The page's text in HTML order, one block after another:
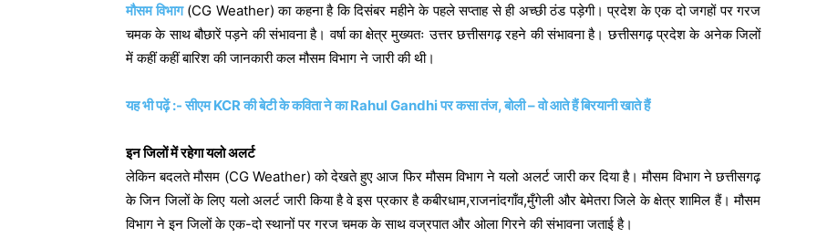
मौसम विभाग(CG Weather) का कहना है कि दिसंबर महीने के पहले सप्ताह से ही अच्छी ठंड पड़ेगी। प्रदेश के एक दो जगहों पर गरज
चमक के साथ बौछारें पड़ने की संभावना है। वर्षा का क्षेत्र मुख्यतः उत्तर छत्तीसगढ़ रहने की संभावना है। छत्तीसगढ़ प्रदेश के अनेक जिलों
में कहीं कहीं बारिश की जानकारी कल मौसम विभाग ने जारी की थी।
यह भी पढ़ें :- सीएम KCR की बेटी के कविता ने का Rahul Gandhi पर कसा तंज, बोली – वो आते हैं बिरयानी खाते हैं
इन जिलों में रहेगा यलो अलर्ट
लेकिन बदलते मौसम (CG Weather) को देखते हुए आज फिर मौसम विभाग ने यलो अलर्ट जारी कर दिया है। मौसम विभाग ने छत्तीसगढ़
के जिन जिलों के लिए यलो अलर्ट जारी किया है वे इस प्रकार है कबीरधाम,राजनांदगाँव,मुँगेली और बेमेतरा जिले के क्षेत्र शामिल हैं। मौसम
विभाग ने इन जिलों के एक-दो स्थानों पर गरज चमक के साथ वज्रपात और ओला गिरने की संभावना जताई है।